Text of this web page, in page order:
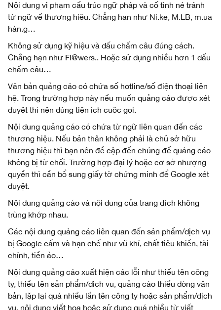
Nội dung vi phạm cấu trúc ngữ pháp và cố tình né tránh
từ ngữ về thương hiệu. Chẳng hạn như Ni.ke, M.LB, m.ua
hàn.g…
Không sử dụng kỹ hiệu và dấu chấm câu đúng cách.
Chẳng hạn như Fl@wers.. Hoặc sử dụng nhiều hơn 1 dấu
chấm câu…
Văn bản quảng cáo có chứa số hotline/số điện thoại liên
hệ. Trong trường hợp này nếu muốn quảng cáo được xét
duyệt thì nên dùng tiện ích cuộc gọi.
Nội dung quảng cáo có chứa từ ngữ liên quan đến các
thương hiệu. Nếu bản thân không phải là chủ sở hữu
thương hiệu thì bạn nên đề cập đến chúng để quảng cáo
không bị từ chối. Trường hợp đại lý hoặc cơ sở nhượng
quyền thì cần bổ sung giấy tờ chứng minh để Google xét
duyệt.
Nội dung quảng cáo và nội dung của trang đích không
trùng khớp nhau.
Các nội dung quảng cáo liên quan đến sản phẩm/dịch vụ
bị Google cấm và hạn chế như vũ khí, chất tiêu khiển, tài
chính, tiền ảo…
Nội dung quảng cáo xuất hiện các lỗi như thiếu tên công
ty, thiếu tên sản phẩm/dịch vụ, quảng cáo thiếu dòng văn
bản, lặp lại quá nhiều lần tên công ty hoặc sản phẩm/dịch
vụ, nội dung viết hoa hoặc sử dụng quá nhiều từ viết